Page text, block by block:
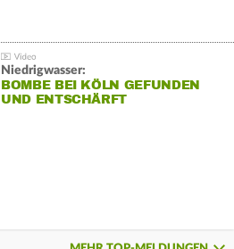
Niedrigwasser:
BOMBE BEI KÖLN GEFUNDEN
UND ENTSCHÄRFT